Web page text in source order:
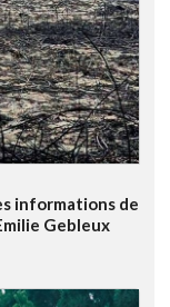
informations de
Gebleux